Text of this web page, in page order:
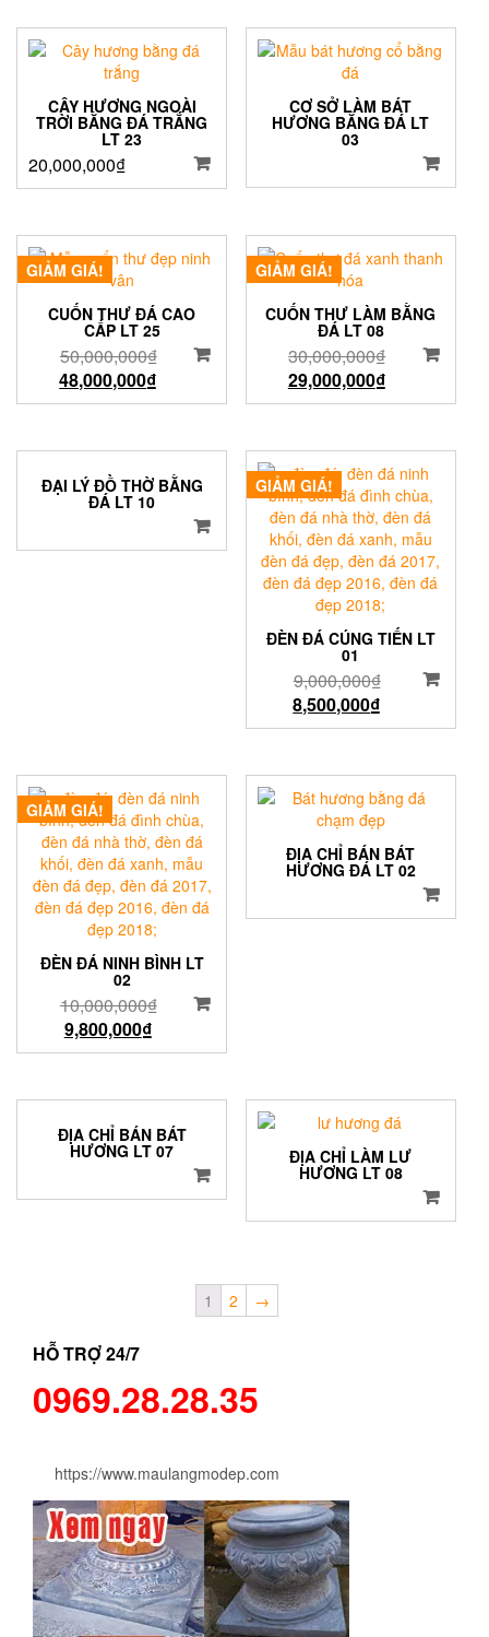
CÂY HƯƠNG NGOÀI
TRỜI BẰNG ĐÁ TRẮNG
LT 23
20,000,000₫
CƠ SỞ LÀM BÁT
HƯƠNG BẰNG ĐÁ LT
03
GIẢM GIÁ!
CUỐN THƯ ĐÁ CAO
CẤP LT 25
50,000,000₫
48,000,000₫
GIẢM GIÁ!
CUỐN THƯ LÀM BẰNG
ĐÁ LT 08
30,000,000₫
29,000,000₫
ĐẠI LÝ ĐỒ THỜ BẰNG
ĐÁ LT 10
GIẢM GIÁ!
ĐÈN ĐÁ CÚNG TIẾN LT
01
9,000,000₫
8,500,000₫
GIẢM GIÁ!
ĐÈN ĐÁ NINH BÌNH LT
02
10,000,000₫
9,800,000₫
ĐỊA CHỈ BÁN BÁT
HƯƠNG ĐÁ LT 02
ĐỊA CHỈ BÁN BÁT
HƯƠNG LT 07 ĐỊA CHỈ LÀM LƯ
HƯƠNG LT 08
1 2 →
HỖ TRỢ 24/7
0969.28.28.35
https://www.maulangmodep.com